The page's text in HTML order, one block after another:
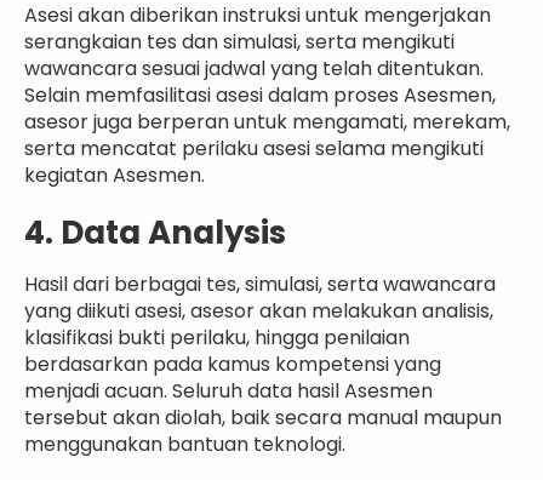
Asesi akan diberikan instruksi untuk mengerjakan
serangkaian tes dan simulasi, serta mengikuti
wawancara sesuai jadwal yang telah ditentukan.
Selain memfasilitasi asesi dalam proses Asesmen,
asesor juga berperan untuk mengamati, merekam,
serta mencatat perilaku asesi selama mengikuti
kegiatan Asesmen.
4. Data Analysis
Hasil dari berbagai tes, simulasi, serta wawancara
yang diikuti asesi, asesor akan melakukan analisis,
klasifikasi bukti perilaku, hingga penilaian
berdasarkan pada kamus kompetensi yang
menjadi acuan. Seluruh data hasil Asesmen
tersebut akan diolah, baik secara manual maupun
menggunakan bantuan teknologi.